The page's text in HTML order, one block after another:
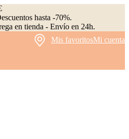
hasta -70%.
en tienda - Envío en 24h.
Mis favoritosMi cuenta